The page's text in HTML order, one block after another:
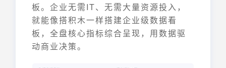
板。企业无需IT、无需大量资源投入，
就能像搭积木一样搭建企业级数据看
板，全盘核心指标综合呈现，用数据驱
动商业决策。